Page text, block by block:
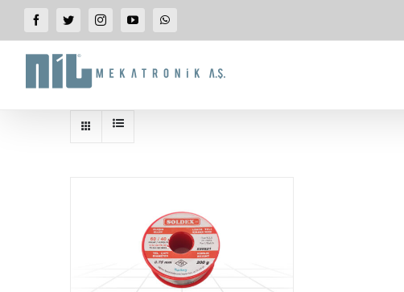
SKIP
CONTENT
FacebookTwitterInstagramYouTubeWhatsApp